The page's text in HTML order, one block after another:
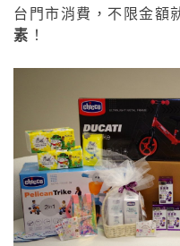
台門市消費，不限金額
素 ！